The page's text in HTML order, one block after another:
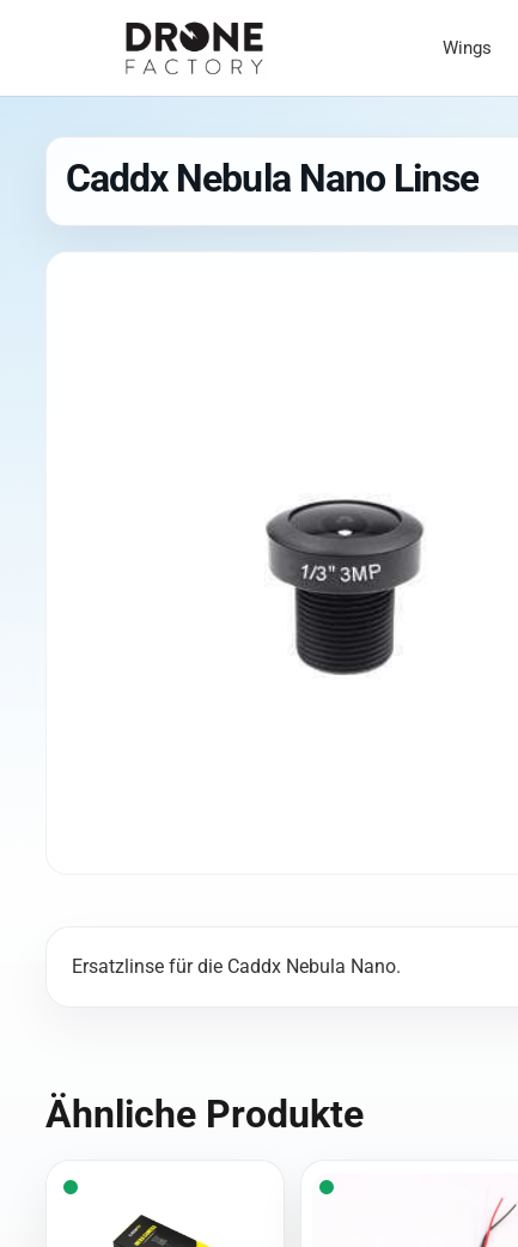
Wings
Caddx Nebula Nano Linse
Ersatzlinse für die Caddx Nebula Nano.
Ähnliche Produkte